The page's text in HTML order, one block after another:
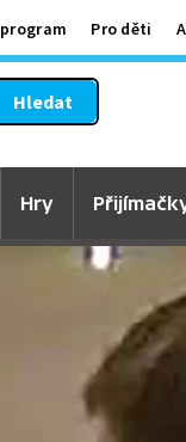
Pro děti
Hledat
Hry